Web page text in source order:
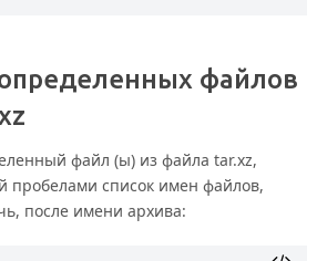
файлов
файл (ы) из файла tar.xz,
пробелами список имен файлов,
после имени архива: